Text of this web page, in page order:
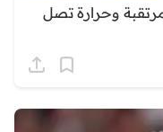
وحرارة تصل